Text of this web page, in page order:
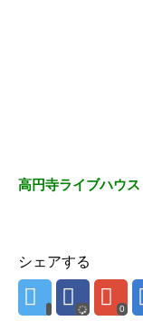
高円寺ライブハウ
シェアする
0